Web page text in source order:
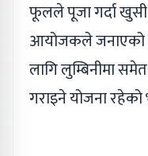
फूलले पूजा गर्दा
आयोजकले जनाएको छ
लागि लुम्बिनीमा समेत
गराइने योजना